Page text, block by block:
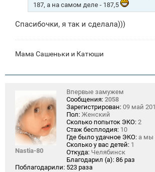
187, а на самом деле - 187,5
Спасибочки, я так и сделала)))
Мама Сашеньки и Катюши
Nastia-80
Впервые замужем
Сообщения: 2058
Зарегистрирован: 09 май
Пол: Женский
Сколько попыток ЭКО: 2
Стаж бесплодия: 10
Где было удачное ЭКО: а мы
Сколько у вас детей: 1
Откуда: Челябинск
Благодарил (а): 86 раз
Поблагодарили: 523 раза